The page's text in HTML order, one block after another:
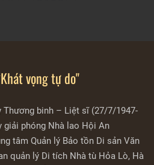
vọng tự do"
Thương binh – Liệt sĩ (27/7/1947-
giải phóng Nhà lao Hội An
tâm Quản lý Bảo tồn Di sản Văn
quản lý Di tích Nhà tù Hỏa Lò, Hà